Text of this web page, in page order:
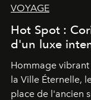
VOYAGE
Hot Spot :
d'un luxe
Hommage
la Ville Éternelle,
place de l'ancien